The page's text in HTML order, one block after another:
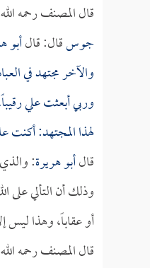
قال المصنف رحمه
جوسقال: قالأبو
والآخر مجتهد في
وربي أبعثت علي
لهذا المجتهد: أكنت
قالأبو هريرة:
وذلك أن التألي على
أو عقاباً، وهذا ليس
قال المصنف رحمه